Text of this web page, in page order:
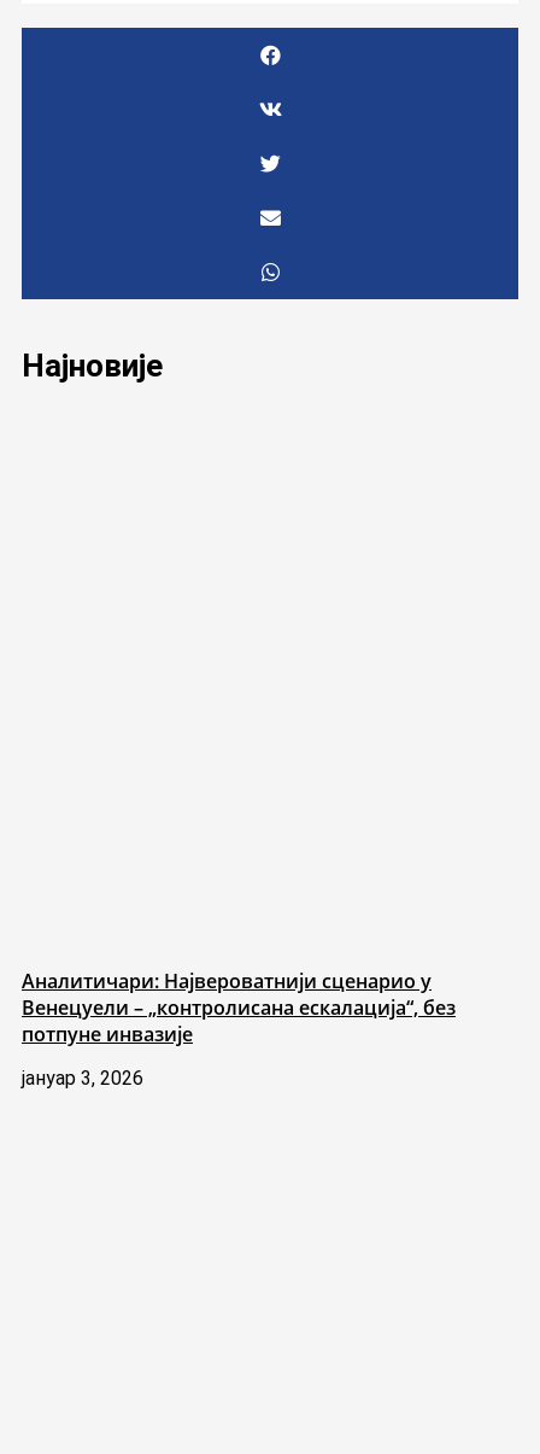
Најновије
Аналитичари: Највероватнији сценарио у
Венецуели – „контролисана ескалација“, без
потпуне инвазије
јануар 3, 2026